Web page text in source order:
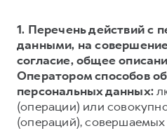
1. Перечень действий с
данными, на
согласие, общее
Оператором способов
персональных данных:
(операции) или
(операций),